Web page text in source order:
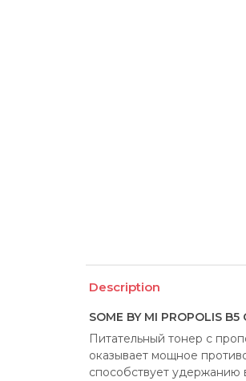
Description
SOME BY MI PROPOLIS
Питательный тонер с
оказывает мощное
способствует удержанию